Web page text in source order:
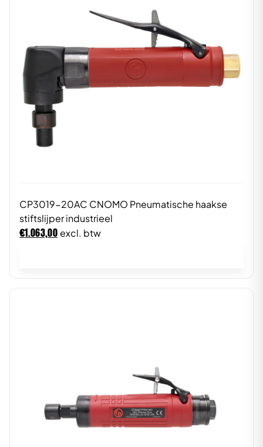
CP3019-20AC CNOMO Pneumatische haakse
stiftslijper industrieel
€1.063,00 excl. btw